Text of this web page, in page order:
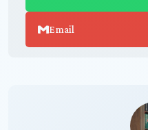
Email